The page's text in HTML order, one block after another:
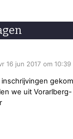
16 jun 2017 om 10:39
we uit